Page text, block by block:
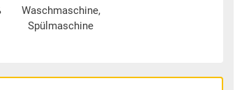
Waschmaschine,
Spülmaschine